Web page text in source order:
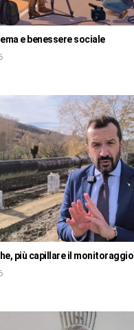
e benessere sociale
più capillare il monitoraggio